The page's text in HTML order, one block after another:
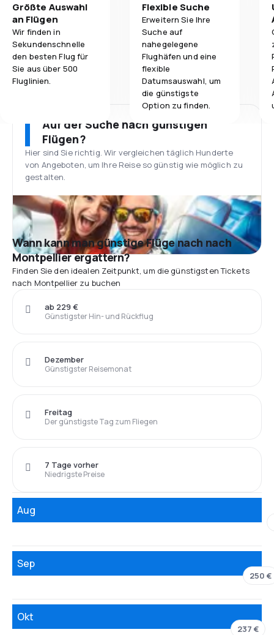
Größte Auswahl
an Flügen
Wir finden in
Sekundenschnelle
den besten Flug für
Sie aus über 500
Fluglinien.
Flexible Suche
Erweitern Sie Ihre
Suche auf
nahegelegene
Flughäfen und eine
flexible
Datumsauswahl, um
die günstigste
Option zu finden.
Auf der Suche nach günstigen
Flügen?
Hier sind Sie richtig. Wir vergleichen täglich Hunderte
von Angeboten, um Ihre Reise so günstig wie möglich zu
gestalten.
Wann kann man günstige Flüge nach nach
Montpellier ergattern?
Finden Sie den idealen Zeitpunkt, um die günstigsten Tickets
nach Montpellier zu buchen
Günstigster Hin- und Rückflug
ab 229 €
Günstigster Reisemonat
Dezember
Der günstigste Tag zum Fliegen
Freitag
Niedrigste Preise
7 Tage vorher
Aug
Sep
250 €
Okt
237 €